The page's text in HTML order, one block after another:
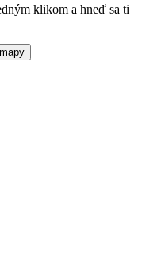
klikom a hneď sa ti